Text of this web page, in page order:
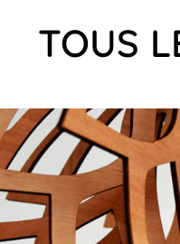
TOUS